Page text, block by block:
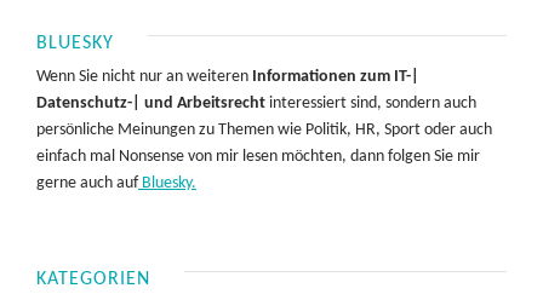
BLUESKY
Wenn Sie nicht nur an weiteren Informationen zum IT-|
Datenschutz-| und Arbeitsrecht interessiert sind, sondern auch
persönliche Meinungen zu Themen wie Politik, HR, Sport oder auch
einfach mal Nonsense von mir lesen möchten, dann folgen Sie mir
gerne auch aufBluesky.
KATEGORIEN